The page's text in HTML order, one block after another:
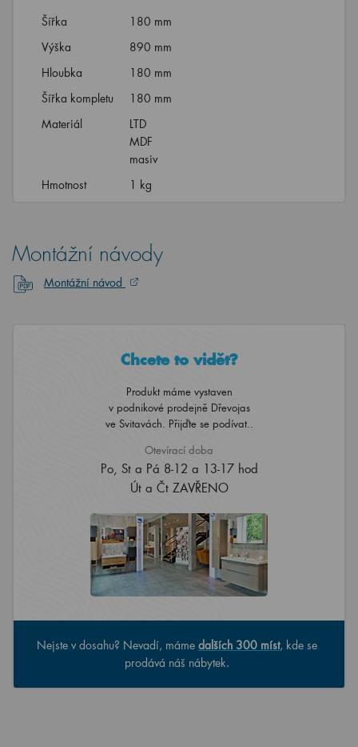
Šířka
180 mm
Výška
890 mm
Hloubka
180 mm
Šířka kompletu
180 mm
Materiál
LTD
MDF
masiv
Hmotnost
1 kg
Montážní návody
Montážní návod
Chcete to vidět?
Produkt máme vystaven
v podnikové prodejně Dřevojas
ve Svitavách. Přijďte se podívat..
Otevírací doba
Po, St a Pá 8-12 a 13-17 hod
Út a Čt ZAVŘENO
Nejste v dosahu? Nevadí, máme dalších 300 míst, kde se
prodává náš nábytek.